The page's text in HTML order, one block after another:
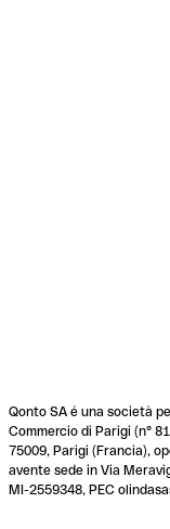
Qonto SA é una società
Commercio di Parigi (n°
75009, Parigi (Francia),
avente sede in Via
MI-2559348, PEC